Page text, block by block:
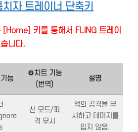
자 트레이너 단축키
키를 통해서 FLiNG 트레이
니다.
능
⚙치트 기능
(번역)
설명
신 모드/피
격 무시
적의 공격을 무
시하고 데미지를
입지 않음.